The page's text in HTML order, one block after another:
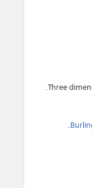
Three
.